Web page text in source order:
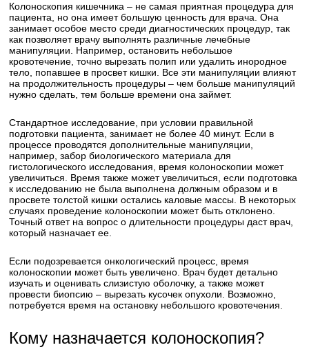
Колоноскопия кишечника – не самая приятная процедура для
пациента, но она имеет большую ценность для врача. Она
занимает особое место среди диагностических процедур, так
как позволяет врачу выполнять различные лечебные
манипуляции. Например, остановить небольшое
кровотечение, точно вырезать полип или удалить инородное
тело, попавшее в просвет кишки. Все эти манипуляции влияют
на продолжительность процедуры – чем больше манипуляций
нужно сделать, тем больше времени она займет.
Стандартное исследование, при условии правильной
подготовки пациента, занимает не более 40 минут. Если в
процессе проводятся дополнительные манипуляции,
например, забор биологического материала для
гистологического исследования, время колоноскопии может
увеличиться. Время также может увеличиться, если подготовка
к исследованию не была выполнена должным образом и в
просвете толстой кишки остались каловые массы. В некоторых
случаях проведение колоноскопии может быть отклонено.
Точный ответ на вопрос о длительности процедуры даст врач,
который назначает ее.
Если подозревается онкологический процесс, время
колоноскопии может быть увеличено. Врач будет детально
изучать и оценивать слизистую оболочку, а также может
провести биопсию – вырезать кусочек опухоли. Возможно,
потребуется время на остановку небольшого кровотечения.
Кому назначается колоноскопия?